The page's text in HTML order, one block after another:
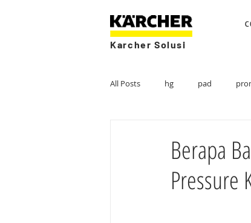
Karcher Solusi
All Posts hg pad
Berapa
Pressure